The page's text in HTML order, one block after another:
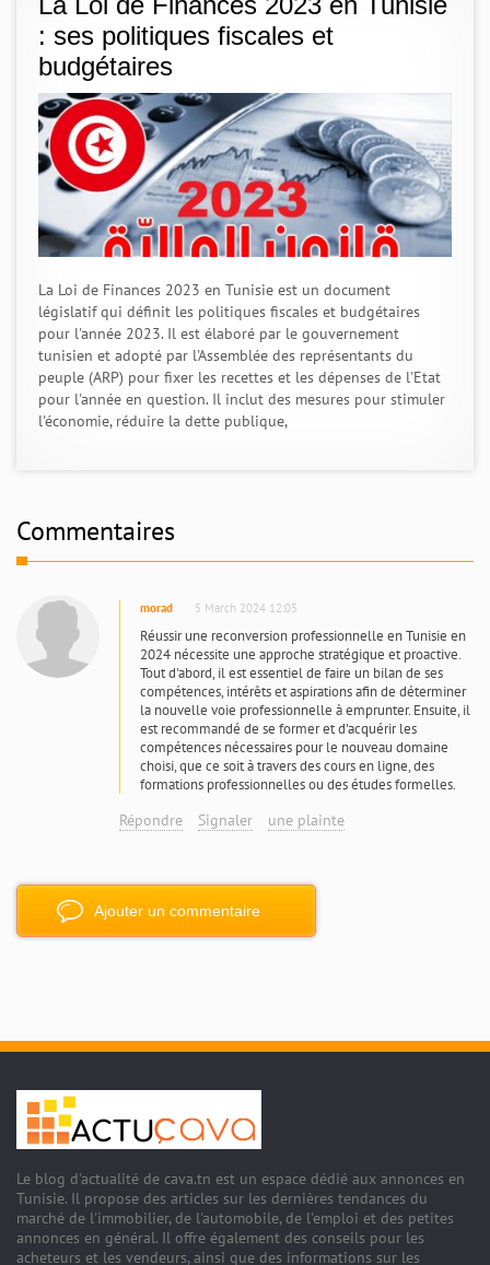
: ses politiques fiscales et
budgétaires
La Loi de Finances 2023 en Tunisie est un document
législatif qui définit les politiques fiscales et budgétaires
pour l'année 2023. Il est élaboré par le gouvernement
tunisien et adopté par l'Assemblée des représentants du
peuple (ARP) pour fixer les recettes et les dépenses de l'Etat
pour l'année en question. Il inclut des mesures pour stimuler
l'économie, réduire la dette publique,
Commentaires
morad 5 March 2024 12:05
Réussir une reconversion professionnelle en Tunisie en
2024 nécessite une approche stratégique et proactive.
Tout d'abord, il est essentiel de faire un bilan de ses
compétences, intérêts et aspirations afin de déterminer
la nouvelle voie professionnelle à emprunter. Ensuite, il
est recommandé de se former et d'acquérir les
compétences nécessaires pour le nouveau domaine
choisi, que ce soit à travers des cours en ligne, des
formations professionnelles ou des études formelles.
Répondre Signaler une plainte
Ajouter un commentaire
Le blog d'actualité de cava.tn est un espace dédié aux annonces en
Tunisie. Il propose des articles sur les dernières tendances du
marché de l'immobilier, de l'automobile, de l'emploi et des petites
annonces en général. Il offre également des conseils pour les
acheteurs et les vendeurs, ainsi que des informations sur les